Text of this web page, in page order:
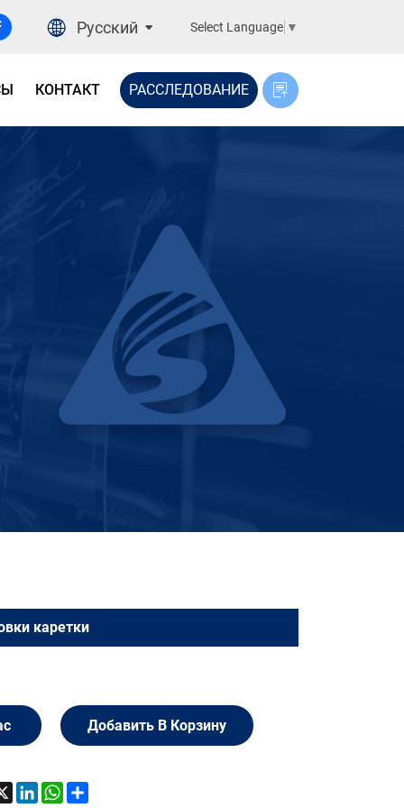
Русский Select Language ▼
КОНТАКТ РАССЛЕДОВАНИЕ
каретки
Добавить В Корзину
X LinkedInWhatsApp